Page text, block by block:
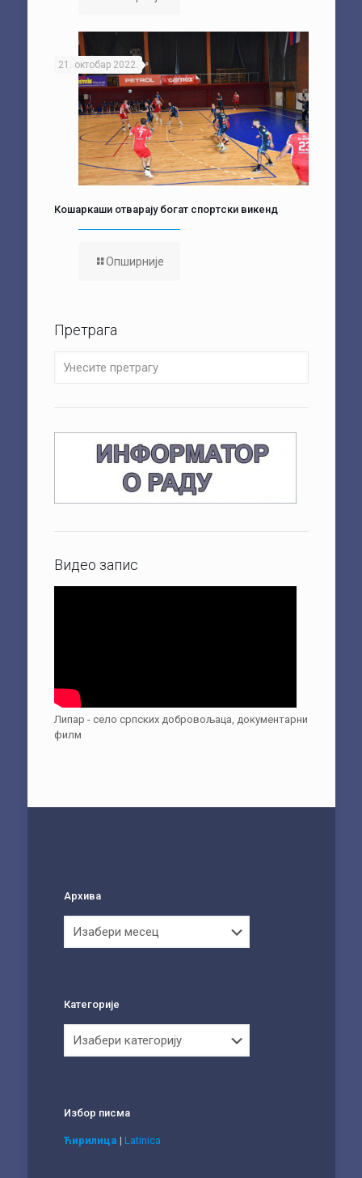
21. октобар 2022.
Кошаркаши отварају богат спортски викенд
Опширније
Претрага
Видео запис
Липар - село српских добровољаца, документарни
филм
Архива
Категорије
Избор писма
Ћирилица | Latinica